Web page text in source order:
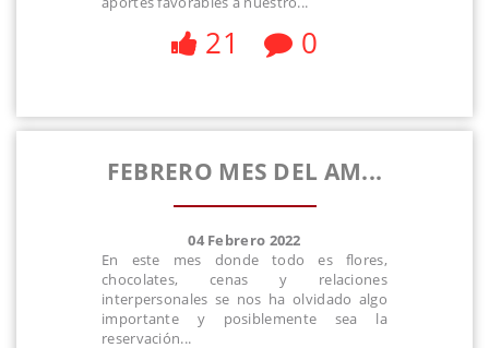
21 0
FEBRERO MES DEL AM...
04 Febrero 2022
En este mes donde todo es flores,
chocolates, cenas y relaciones
interpersonales se nos ha olvidado algo
importante y posiblemente sea la
reservación...